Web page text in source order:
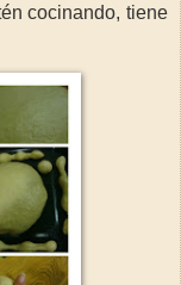
cocinando, tiene